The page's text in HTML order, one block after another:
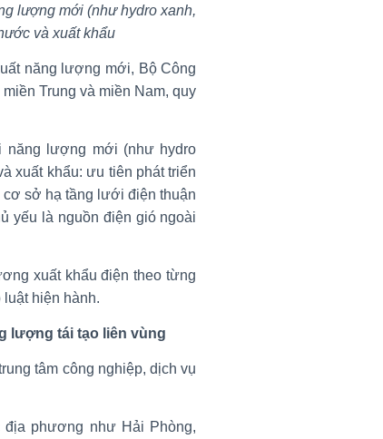
lượng mới (như hydro xanh,
và xuất khẩu
năng lượng mới, Bộ Công
Trung và miền Nam, quy
năng lượng mới (như hydro
xuất khẩu: ưu tiên phát triển
sở hạ tầng lưới điện thuận
yếu là nguồn điện gió ngoài
xuất khẩu điện theo từng
hiện hành.
lượng tái tạo liên vùng
tâm công nghiệp, dịch vụ
phương như Hải Phòng,